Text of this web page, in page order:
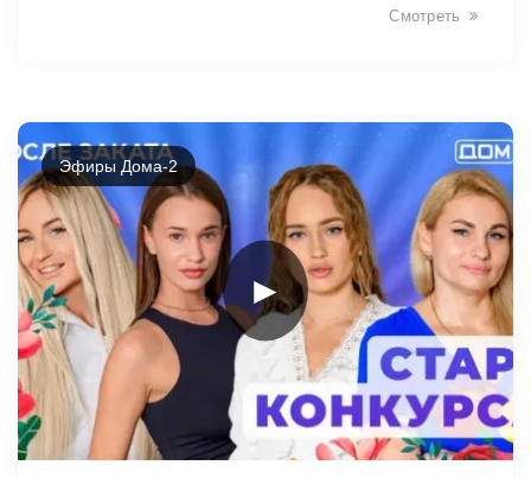
Смотреть
►
Эфиры Дома-2